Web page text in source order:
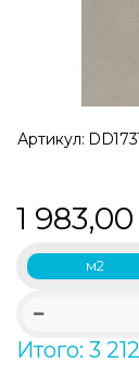
Артикул:
1 983,00
м2
Итого: 3